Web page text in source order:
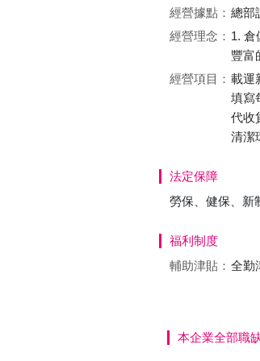
經營據點： 總部
經營理念： 1. 倉
豐富
經營項目： 載運
填寫
代收
清潔
法定保障
勞保、健保、新
福利制度
輔助津貼： 全勤
本企業全部職